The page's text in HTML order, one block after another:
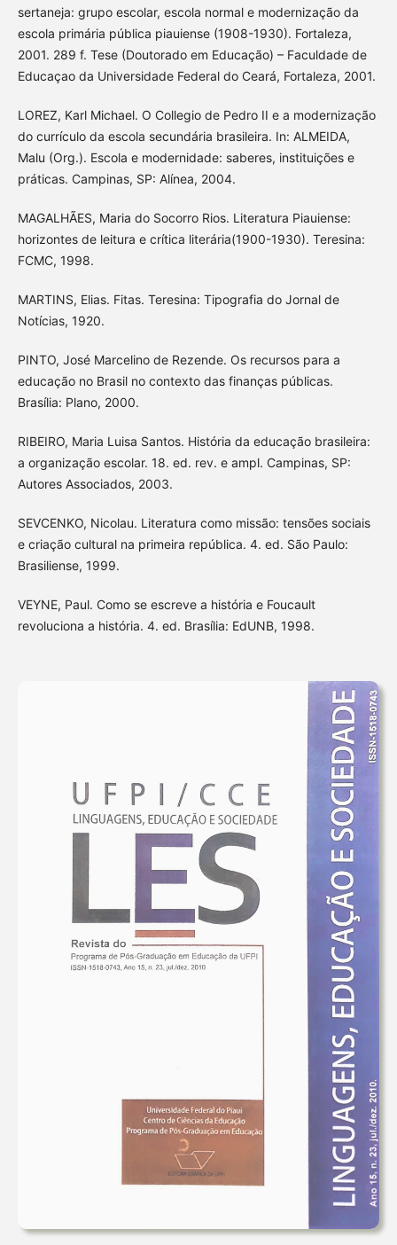
sertaneja: grupo escolar, escola normal e modernização da
escola primária pública piauiense (1908-1930). Fortaleza,
2001. 289 f. Tese (Doutorado em Educação) – Faculdade de
Educaçao da Universidade Federal do Ceará, Fortaleza, 2001.
LOREZ, Karl Michael. O Collegio de Pedro II e a modernização
do currículo da escola secundária brasileira. In: ALMEIDA,
Malu (Org.). Escola e modernidade: saberes, instituições e
práticas. Campinas, SP: Alínea, 2004.
MAGALHÃES, Maria do Socorro Rios. Literatura Piauiense:
horizontes de leitura e crítica literária(1900-1930). Teresina:
FCMC, 1998.
MARTINS, Elias. Fitas. Teresina: Tipografia do Jornal de
Notícias, 1920.
PINTO, José Marcelino de Rezende. Os recursos para a
educação no Brasil no contexto das finanças públicas.
Brasília: Plano, 2000.
RIBEIRO, Maria Luisa Santos. História da educação brasileira:
a organização escolar. 18. ed. rev. e ampl. Campinas, SP:
Autores Associados, 2003.
SEVCENKO, Nicolau. Literatura como missão: tensões sociais
e criação cultural na primeira república. 4. ed. São Paulo:
Brasiliense, 1999.
VEYNE, Paul. Como se escreve a história e Foucault
revoluciona a história. 4. ed. Brasília: EdUNB, 1998.